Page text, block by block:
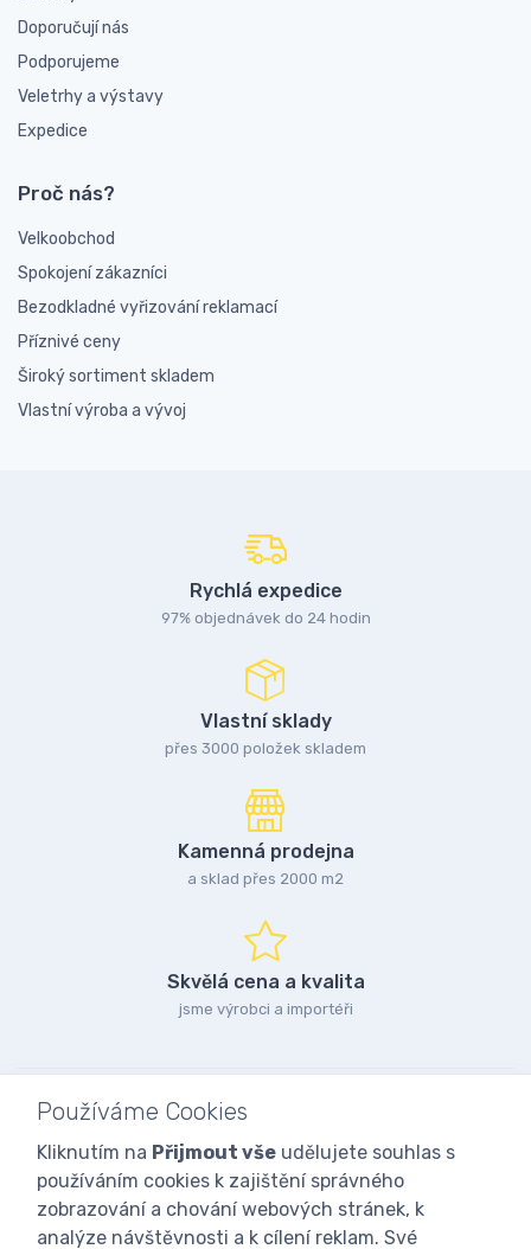
Doporučují nás
Podporujeme
Veletrhy a výstavy
Expedice
Proč nás?
Velkoobchod
Spokojení zákazníci
Bezodkladné vyřizování reklamací
Příznivé ceny
Široký sortiment skladem
Vlastní výroba a vývoj
Rychlá expedice
97% objednávek do 24 hodin
Vlastní sklady
přes 3000 položek skladem
Kamenná prodejna
a sklad přes 2000 m2
Skvělá cena a kvalita
jsme výrobci a importéři
Používáme Cookies
Kliknutím na Přijmout vše udělujete souhlas s
používáním cookies k zajištění správného
zobrazování a chování webových stránek, k
analýze návštěvnosti a k cílení reklam. Své